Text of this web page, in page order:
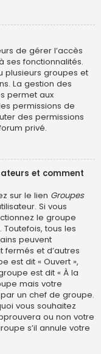
de gérer l’accès
ses fonctionnalités.
plusieurs groupes et
La gestion des
permet aux
permissions de
des permissions
privé.
et comment
sur le lien Groupes
Si vous
le groupe
tous les
peuvent
et d’autres
est dit « Ouvert »,
est dit « À la
mais votre
un chef de groupe.
vous souhaitez
ou non votre
s’il annule votre